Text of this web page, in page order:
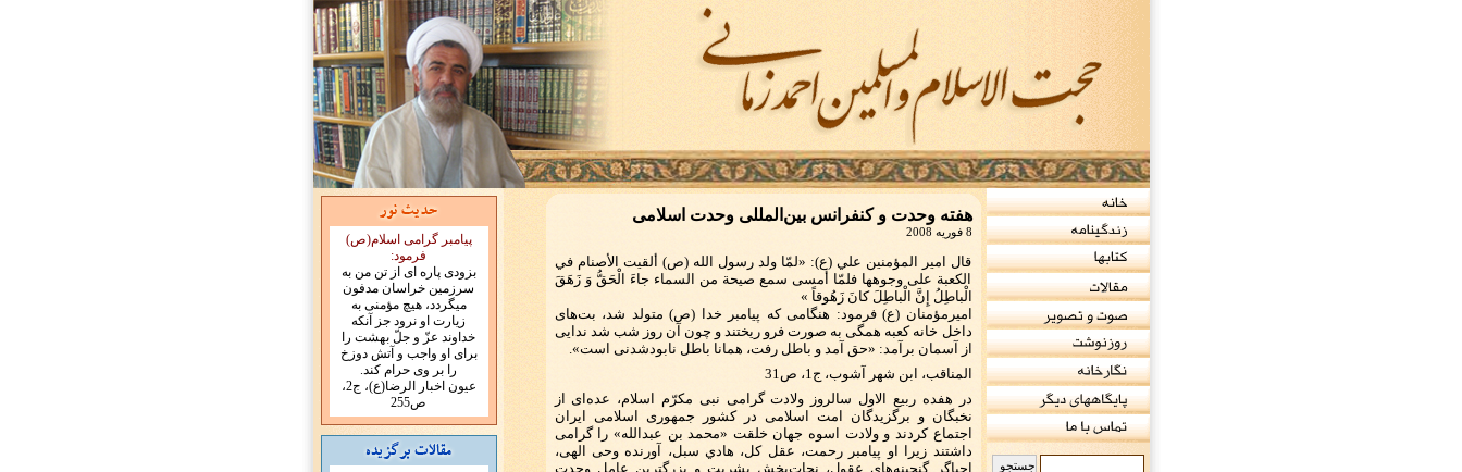
پیامبر گرامی اسلام(ص)
فرمود:
بزودى پاره اى از تن من به
سرزمين خراسان مدفون
ميگردد، هيچ مؤمنى به
زيارت او نرود جز آنكه
خداوند عزّ و جلّ بهشت را
براى او واجب و آتش دوزخ
را بر وى حرام کند.
عیون اخبار الرضا(ع)، ج2،
ص255
هفته وحدت و كنفرانس بین‌المللی وحدت اسلامی
8 فوریه 2008
قال امیر المؤمنين علي (ع): «لمّا ولد رسول الله (ص) ألقيت الأصنام في
الكعبة على وجوهها فلمّا أمسى سمع صيحة من السماء جاءَ الْحَقُّ وَ زَهَقَ
الْباطِلُ إِنَّ الْباطِلَ كانَ زَهُوقاً »
اميرمؤمنان (ع) فرمود: هنگامی كه پیامبر خدا (ص) متولد شد، بت‌های
داخل خانه كعبه همگی به صورت فرو ریختند و چون آن روز شب شد ندایی
از آسمان برآمد: «حق آمد و باطل رفت، همانا باطل نابودشدنی است».
المناقب، ابن شهر آشوب، ج1، ص31
در هفده ربیع الاول سالروز ولادت گرامی نبی مكرّم اسلام، عده‌ای از
نخبگان و برگزیدگان امت اسلامی در كشور جمهوری اسلامی ایران
اجتماع كردند و ولادت اسوه جهان خلقت «محمد بن عبدالله» را گرامی
داشتند زیرا او پيامبر رحمت، عقل كل، هادي سبل، آورنده وحی الهی،
احیاگر گنجینه‌های عقول، نجات‌بخش بشریت و بزرگترین عامل وحدت